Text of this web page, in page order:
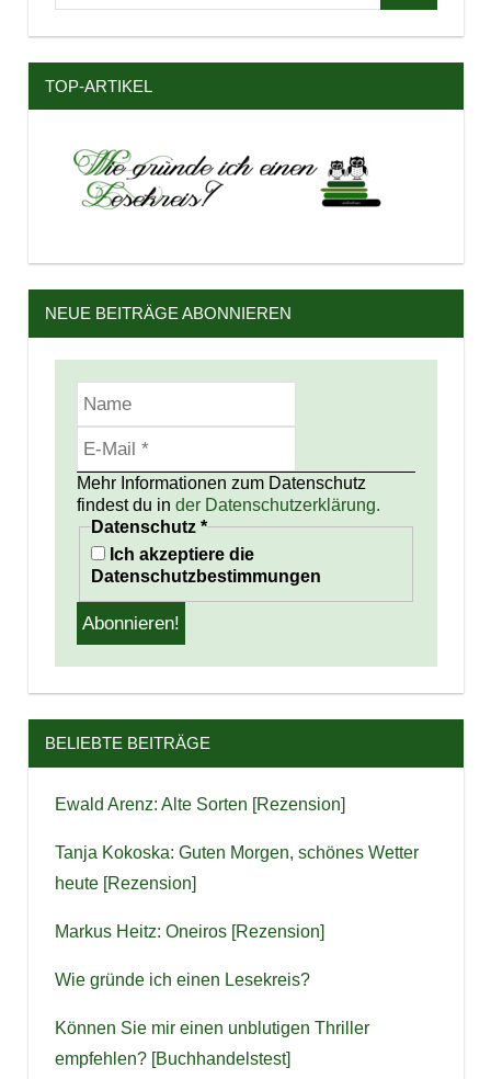
TOP-ARTIKEL
NEUE BEITRÄGE ABONNIEREN
Mehr Informationen zum Datenschutz
findest du in der Datenschutzerklärung.
Datenschutz *
Ich akzeptiere die
Datenschutzbestimmungen
BELIEBTE BEITRÄGE
Ewald Arenz: Alte Sorten [Rezension]
Tanja Kokoska: Guten Morgen, schönes Wetter
heute [Rezension]
Markus Heitz: Oneiros [Rezension]
Wie gründe ich einen Lesekreis?
Können Sie mir einen unblutigen Thriller
empfehlen? [Buchhandelstest]